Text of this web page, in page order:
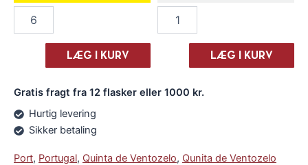
2023
antal
LÆG I KURV
2023
LÆG I KURV
Gratis fragt fra 12 flasker eller 1000 kr.
Hurtig levering
Sikker betaling
Port, Portugal, Quinta de Ventozelo, Qunita de Ventozelo